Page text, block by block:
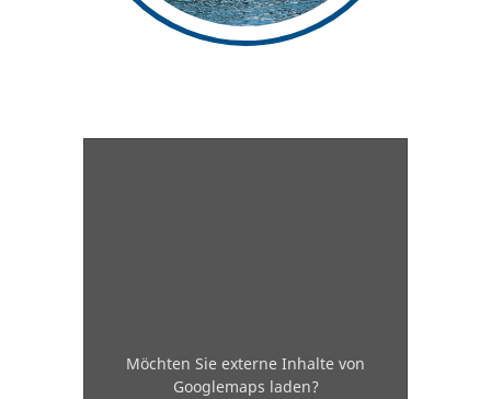
Möchten Sie externe Inhalte von
Googlemaps laden?